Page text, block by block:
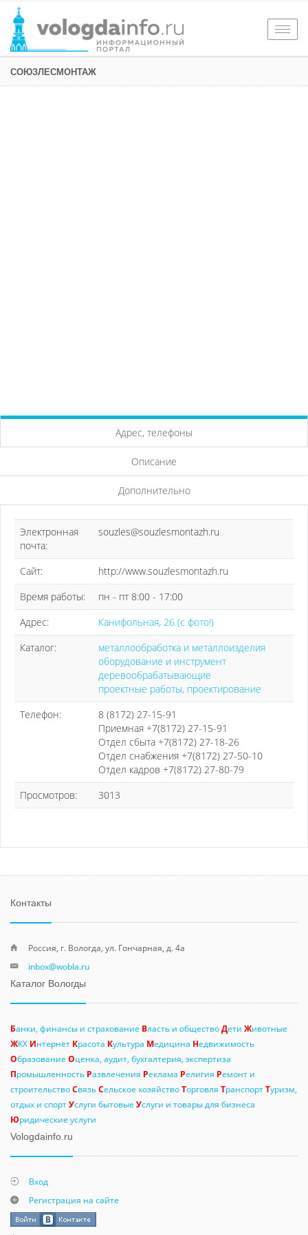
СОЮЗЛЕСМОНТАЖ
Адрес, телефоны
Описание
Дополнительно
Электронная
почта:
souzles@souzlesmontazh.ru
Сайт:
http://www.souzlesmontazh.ru
Время работы:
пн - пт 8:00 - 17:00
Адрес:
Канифольная, 26 (с фото!)
Каталог:
металлообработка и металлоизделия
оборудование и инструмент
деревообрабатывающие
проектные работы, проектирование
Телефон:
8 (8172) 27-15-91
Приемная +7(8172) 27-15-91
Отдел сбыта +7(8172) 27-18-26
Отдел снабжения +7(8172) 27-50-10
Отдел кадров +7(8172) 27-80-79
Просмотров:
3013
Контакты
Россия, г. Вологда, ул. Гончарная, д. 4а
inbox@wobla.ru
Каталог Вологды
Банки, финансы и страхование Власть и обществоДети Животные
ЖКХ Интернет Красота Культура Медицина Недвижимость
Образование Оценка, аудит, бухгалтерия, экспертиза
Промышленность Развлечения Реклама Религия Ремонт и
строительствоСвязьСельское хозяйствоТорговля ТранспортТуризм,
отдых и спортУслуги бытовые Услуги и товары для бизнеса
Юридические услуги
Vologdainfo.ru
Вход
Регистрация на сайте